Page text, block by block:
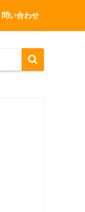
問い合わせ